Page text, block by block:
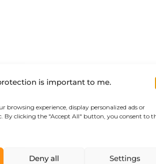
is important to me.
browsing experience, display personalized ads or
By clicking the "Accept All" button, you consent to
Deny all Settings